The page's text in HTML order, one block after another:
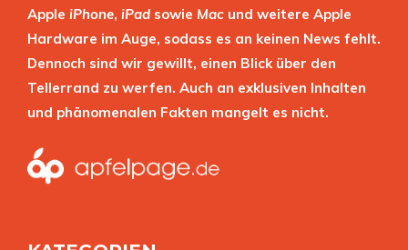
Apple iPhone, iPad sowie Mac und weitere Apple
Hardware im Auge, sodass es an keinen News fehlt.
Dennoch sind wir gewillt, einen Blick über den
Tellerrand zu werfen. Auch an exklusiven Inhalten
und phänomenalen Fakten mangelt es nicht.